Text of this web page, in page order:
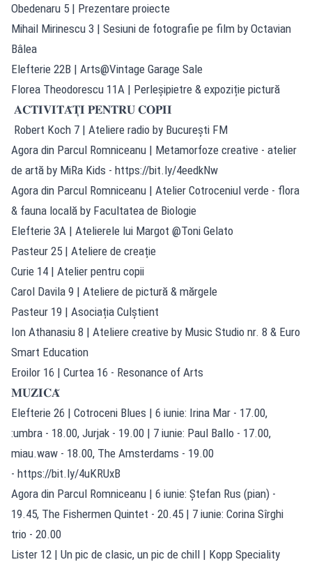
Obedenaru 5 | Prezentare proiecte
Mihail Mirinescu 3 | Sesiuni de fotografie pe film by Octavian
Bâlea
Elefterie 22B | Arts@Vintage Garage Sale
Florea Theodorescu 11A | Perleșipietre & expoziție pictură
𝐀𝐂𝐓𝐈𝐕𝐈𝐓𝐀̆𝐓̦𝐈 𝐏𝐄𝐍𝐓𝐑𝐔 𝐂𝐎𝐏𝐈𝐈
Robert Koch 7 | Ateliere radio by București FM
Agora din Parcul Romniceanu | Metamorfoze creative - atelier
de artă by MiRa Kids - https://bit.ly/4eedkNw
Agora din Parcul Romniceanu | Atelier Cotroceniul verde - flora
& fauna locală by Facultatea de Biologie
Elefterie 3A | Atelierele lui Margot @Toni Gelato
Pasteur 25 | Ateliere de creație
Curie 14 | Atelier pentru copii
Carol Davila 9 | Ateliere de pictură & mărgele
Pasteur 19 | Asociația Culștient
Ion Athanasiu 8 | Ateliere creative by Music Studio nr. 8 & Euro
Smart Education
Eroilor 16 | Curtea 16 - Resonance of Arts
𝐌𝐔𝐙𝐈𝐂𝐀̆
Elefterie 26 | Cotroceni Blues | 6 iunie: Irina Mar - 17.00,
:umbra - 18.00, Jurjak - 19.00 | 7 iunie: Paul Ballo - 17.00,
miau.waw - 18.00, The Amsterdams - 19.00
- https://bit.ly/4uKRUxB
Agora din Parcul Romniceanu | 6 iunie: Ștefan Rus (pian) -
19.45, The Fishermen Quintet - 20.45 | 7 iunie: Corina Sîrghi
trio - 20.00
Lister 12 | Un pic de clasic, un pic de chill | Kopp Speciality